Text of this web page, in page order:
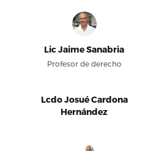
Lic Jaime Sanabria
Profesor de derecho
Lcdo Josué Cardona
Hernández